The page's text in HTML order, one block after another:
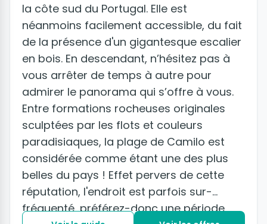
la côte sud du Portugal. Elle est
néanmoins facilement accessible, du fait
de la présence d'un gigantesque escalier
en bois. En descendant, n’hésitez pas à
vous arrêter de temps à autre pour
admirer le panorama qui s’offre à vous.
Entre formations rocheuses originales
sculptées par les flots et couleurs
paradisiaques, la plage de Camilo est
considérée comme étant une des plus
belles du pays ! Effet pervers de cette
réputation, l'endroit est parfois sur-
fréquenté, préférez-donc une période